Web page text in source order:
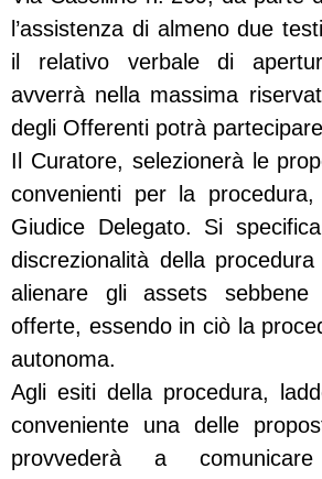
l’assistenza di almeno due
il relativo verbale di
avverrà nella massima
degli Offerenti potrà
Il Curatore, selezionerà le
convenienti per la procedura,
Giudice Delegato. Si
discrezionalità della
alienare gli assets
offerte, essendo in ciò la
autonoma.
Agli esiti della procedura,
conveniente una delle
provvederà a